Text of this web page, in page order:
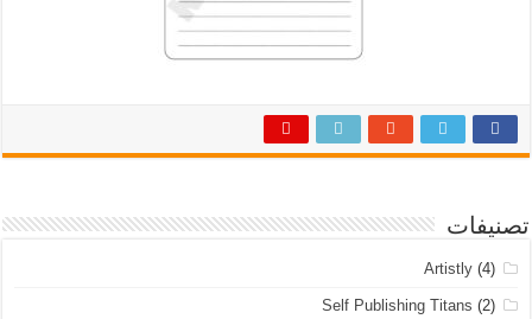
تصنيفات
Artistly(4)
Self Publishing Titans (2)